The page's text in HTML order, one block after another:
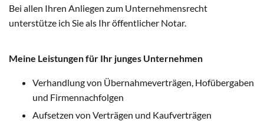
Bei allen Ihren Anliegen zum Unternehmensrecht
unterstütze ich Sie als Ihr öffentlicher Notar.
Meine Leistungen für Ihr junges Unternehmen
Verhandlung von Übernahmeverträgen, Hofübergaben
und Firmennachfolgen
Aufsetzen von Verträgen und Kaufverträgen